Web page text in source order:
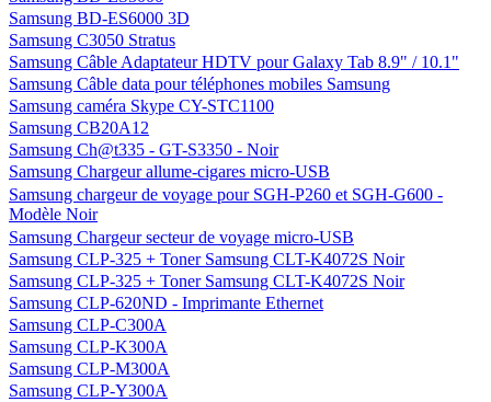
Samsung BD-ES6000 3D
Samsung C3050 Stratus
Samsung Câble Adaptateur HDTV pour Galaxy Tab 8.9" / 10.1"
Samsung Câble data pour téléphones mobiles Samsung
Samsung caméra Skype CY-STC1100
Samsung CB20A12
Samsung Ch@t335 - GT-S3350 - Noir
Samsung Chargeur allume-cigares micro-USB
Samsung chargeur de voyage pour SGH-P260 et SGH-G600 -
Modèle Noir
Samsung Chargeur secteur de voyage micro-USB
Samsung CLP-325 + Toner Samsung CLT-K4072S Noir
Samsung CLP-325 + Toner Samsung CLT-K4072S Noir
Samsung CLP-620ND - Imprimante Ethernet
Samsung CLP-C300A
Samsung CLP-K300A
Samsung CLP-M300A
Samsung CLP-Y300A